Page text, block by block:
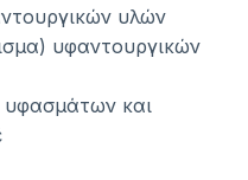
υλών
υφαντουργικών
υφασμάτων και